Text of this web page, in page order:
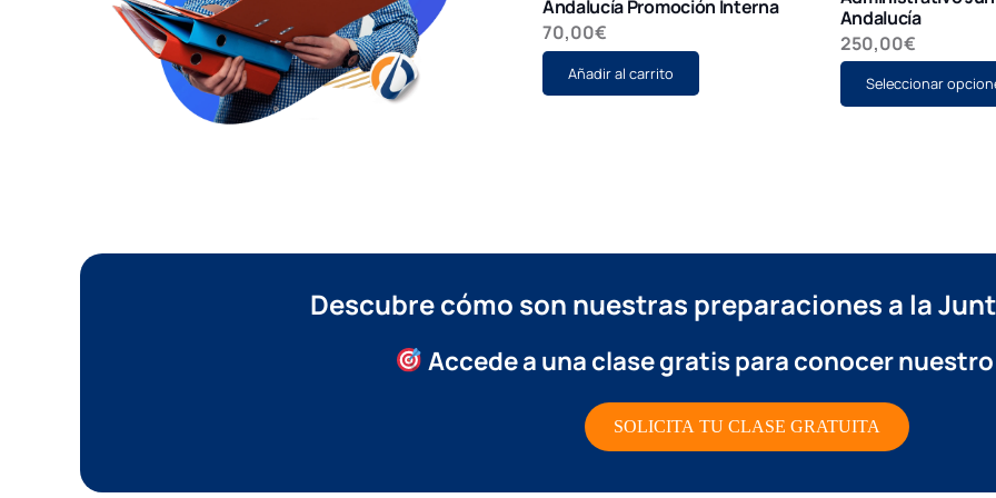
Andalucía Promoción Interna
70,00€
Añadir al carrito
Andalucía
250,00€
Seleccionar
Descubre cómo son nuestras preparaciones a la
Accede a una clase gratispara conocer
SOLICITA TU CLASE GRATUITA